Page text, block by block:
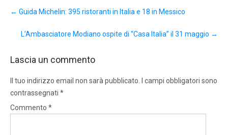
navigation
← Guida Michelin: 395 ristoranti in Italia e 18 in Messico
L’Ambasciatore Modiano ospite di “Casa Italia” il 31 maggio →
Lascia un commento
Il tuo indirizzo email non sarà pubblicato.
I campi obbligatori sono
contrassegnati *
Commento *